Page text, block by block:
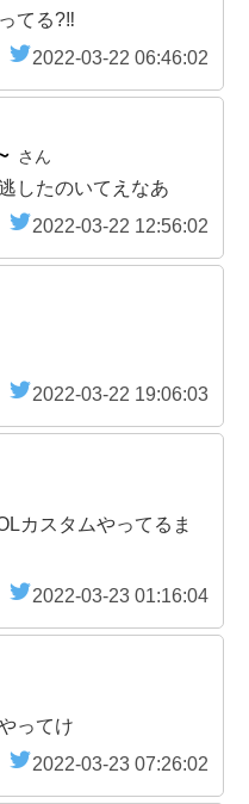
てる?‼️
2022-03-22 06:46:02
さん
したのいてえなあ
2022-03-22 12:56:02
2022-03-22 19:06:03
カスタムやってるま
2022-03-23 01:16:04
ってけ
2022-03-23 07:26:02